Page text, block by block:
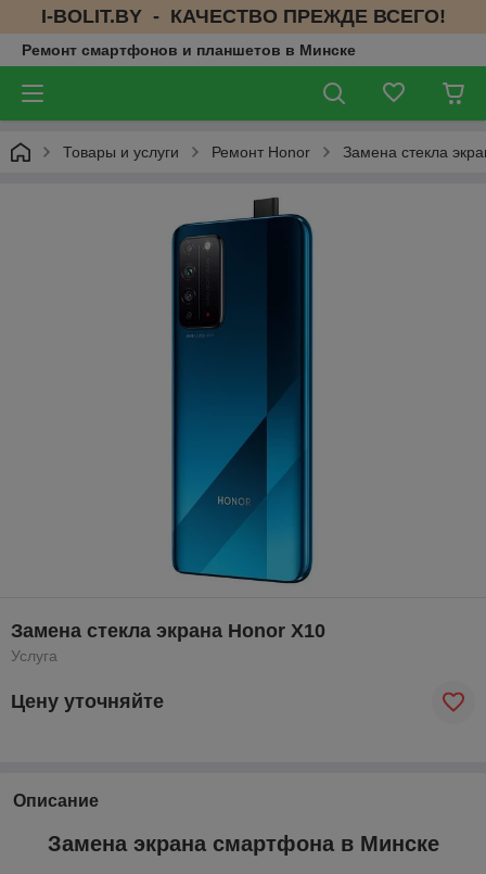
I-BOLIT.BY - КАЧЕСТВО ПРЕЖДЕ ВСЕГО!
Ремонт смартфонов и планшетов в Минске
Товары и услуги Ремонт Honor Замена стекла
Замена стекла экрана Honor X10
Услуга
Цену уточняйте
Описание
Замена экрана смартфона в Минске